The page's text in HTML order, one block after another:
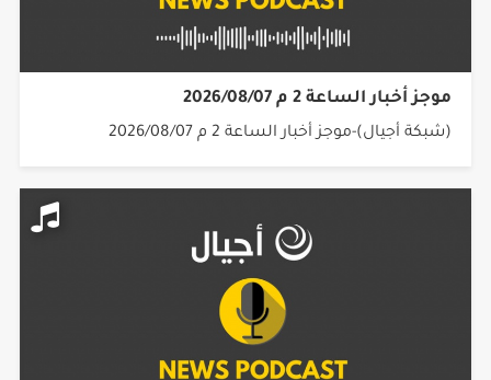
موجز أخبار الساعة 2 م 2026/08/07
(شبكة أجيال)-موجز أخبار الساعة 2 م 2026/08/07